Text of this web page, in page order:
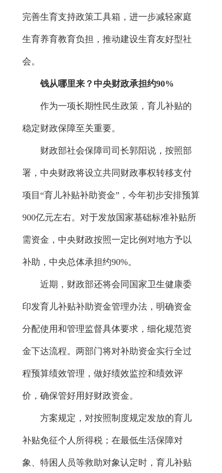
完善生育支持政策工具箱，进一步减轻家庭
生育养育教育负担，推动建设生育友好型社
会。
钱从哪里来？中央财政承担约90%
作为一项长期性民生政策，育儿补贴的
稳定财政保障至关重要。
财政部社会保障司司长郭阳说，按照部
署，中央财政将设立共同财政事权转移支付
项目“育儿补贴补助资金”，今年初步安排预算
900亿元左右。对于发放国家基础标准补贴所
需资金，中央财政按照一定比例对地方予以
补助，中央总体承担约90%。
近期，财政部还将会同国家卫生健康委
印发育儿补贴补助资金管理办法，明确资金
分配使用和管理监督具体要求，细化规范资
金下达流程。两部门将对补助资金实行全过
程预算绩效管理，做好绩效监控和绩效评
价，确保管好用好财政资金。
方案规定，对按照制度规定发放的育儿
补贴免征个人所得税；在最低生活保障对
象、特困人员等救助对象认定时，育儿补贴